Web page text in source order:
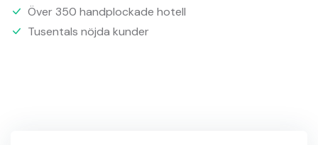
Över 350 handplockade hotell
Tusentals nöjda kunder